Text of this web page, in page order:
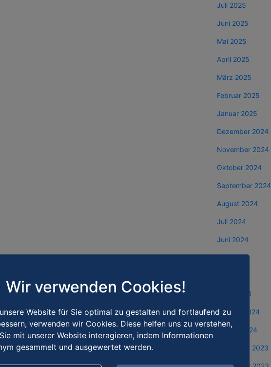
Juli 2025
Juni 2025
Mai 2025
April 2025
März 2025
Februar 2025
Januar 2025
Dezember 2024
November 2024
Oktober 2024
September 2024
August 2024
Juli 2024
Juni 2024
März 2024
Februar 2024
Januar 2024
Dezember 2023
Wir verwenden Cookies!
Website für Sie optimal zu gestalten und fortlaufend zu
verwenden wir Cookies. Diese helfen uns zu verstehen,
mit unserer Website interagieren, indem Informationen
gesammelt und ausgewertet werden.